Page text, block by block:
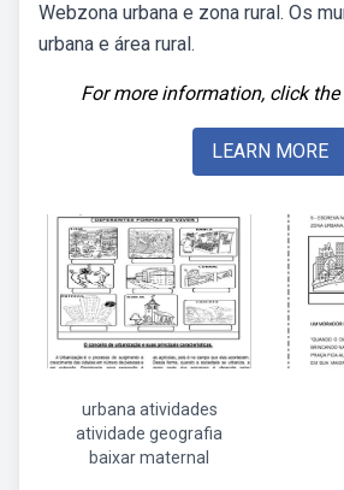
Webzona urbana e zona rural. Os
urbana e área rural.
For more information, click
LEARN MORE
urbana atividades
atividade geografia
baixar maternal